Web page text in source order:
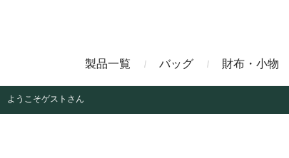
製品一覧 バッグ
ビジネスバッグ
財布・小物
長財布
アニリンコードバン
ようこそゲストさん